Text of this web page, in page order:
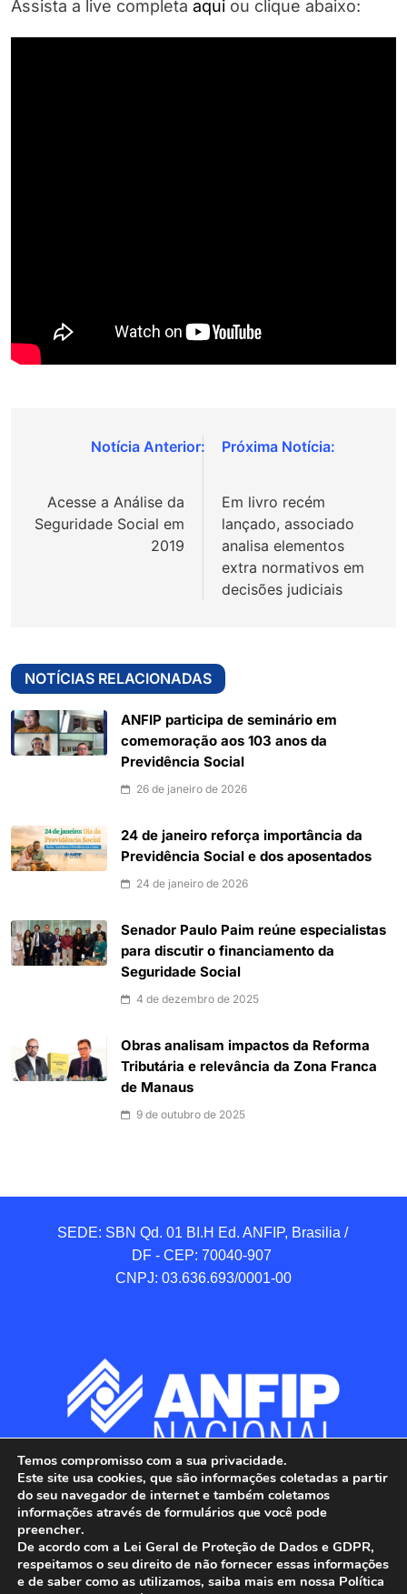
Assista a live completa aqui ou clique abaixo:
Navegação
Post
Acesse a Análise da
Seguridade Social em
2019
Em livro recém
lançado, associado
analisa elementos
extra normativos em
decisões judiciais
NOTÍCIAS RELACIONADAS
ANFIP participa de seminário em
comemoração aos 103 anos da
Previdência Social
26 de janeiro de 2026
24 de janeiro reforça importância da
Previdência Social e dos aposentados
24 de janeiro de 2026
Senador Paulo Paim reúne especialistas
para discutir o financiamento da
Seguridade Social
4 de dezembro de 2025
Obras analisam impactos da Reforma
Tributária e relevância da Zona Franca
de Manaus
9 de outubro de 2025
SEDE: SBN Qd. 01 BI.H Ed. ANFIP, Brasilia /
DF - CEP: 70040-907
CNPJ: 03.636.693/0001-00
Temos compromisso com a sua privacidade.
Este site usa cookies, que são informações coletadas a partir
do seu navegador de internet e também coletamos
informações através de formulários que você pode
preencher.
De acordo com a Lei Geral de Proteção de Dados e GDPR,
respeitamos o seu direito de não fornecer essas informações
e de saber como as utilizamos, saiba mais em nossa Política